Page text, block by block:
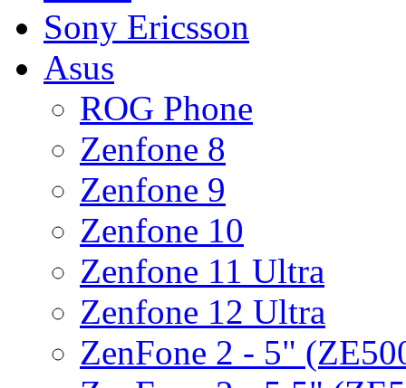
Sony Ericsson
Asus
ROG Phone
Zenfone 8
Zenfone 9
Zenfone 10
Zenfone 11 Ultra
Zenfone 12 Ultra
ZenFone 2 - 5"